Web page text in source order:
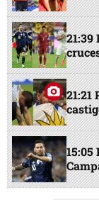
21:21